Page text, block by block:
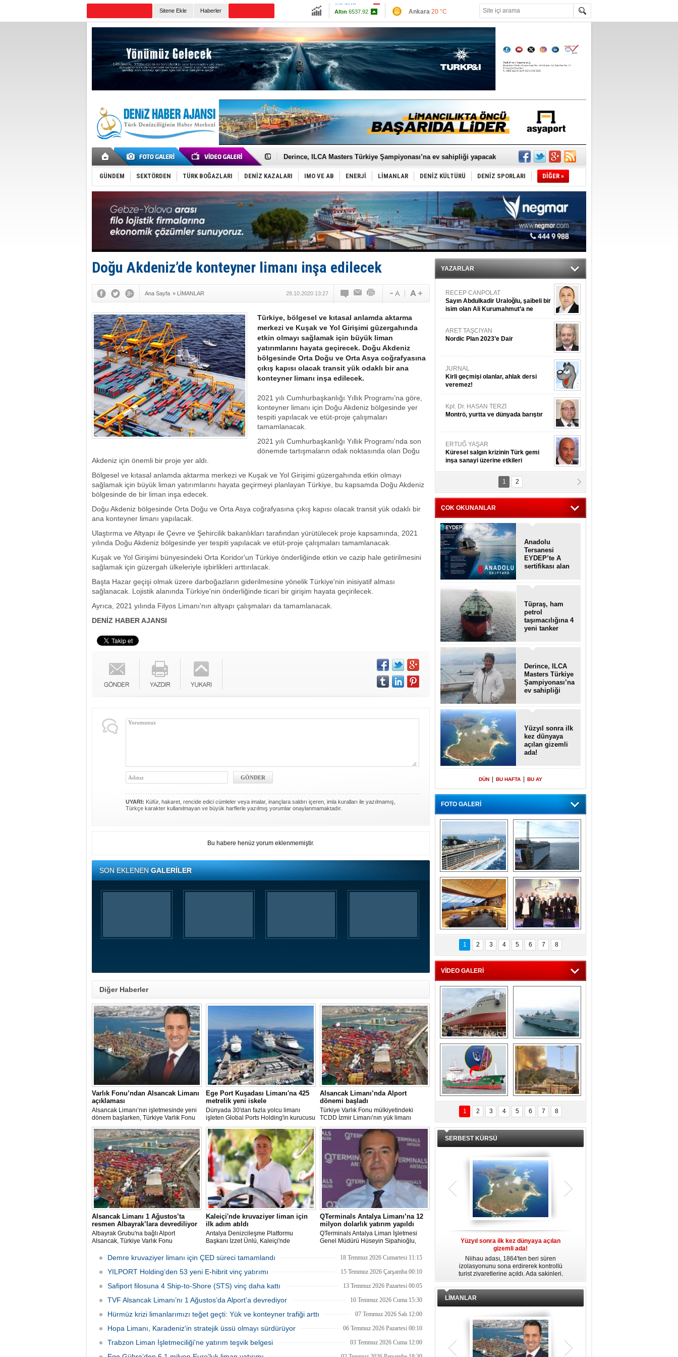
Sitene Ekle Haberler
Altın 6537.92
Euro54.9835
Ankara 20 °C
Antalya24 °C
Muğla 23 °C
Çanakkale 23 °C
Yüzyıl sonra ilk kez dünyaya açılan gizemli ada!
Derince, ILCA Masters Türkiye Şampiyonası’na ev sahipliği yapacak
Tüpraş, ham petrol taşımacılığına 4 yeni tanker daha ekliyor
İTU AUV, Dünya’da 2. oldu!
LNG taşımacılığında maliyetler katlandı
PROYAD, yat mürettebatı için yurt dışı harcı için düzenleme istiyor
Türkiye-Irak enerji hattında yeni dönem başlıyor
Türk Armatöre 'Uyuşturucu' tutuklaması!
Deniz turizminde yeni ‘Ceza Rejimi’!
DÖDER, 28. Dönem Yönetim Kurulu Başkanını seçti!
Fairline, Türkiye’de ‘SoleMarin’i seçti
Baltık Denizi'nde tarih yazıldı!
Runit kubbesi okyanusun derinliklerinde halkı tehdit ediyor
Limana dadandılar, 10 tekneyi soydular!
GÜNDEM SEKTÖRDEN TÜRK BOĞAZLARI DENİZ KAZALARI IMO VE AB ENERJİ LİMANLAR DENİZ KÜLTÜRÜ DENİZ SPORLARI DİĞER »
Doğu Akdeniz’de konteyner limanı inşa edilecek
Ana Sayfa » LİMANLAR 28.10.2020 13:27
Türkiye, bölgesel ve kıtasal anlamda aktarma
merkezi ve Kuşak ve Yol Girişimi güzergahında
etkin olmayı sağlamak için büyük liman
yatırımlarını hayata geçirecek. Doğu Akdeniz
bölgesinde Orta Doğu ve Orta Asya coğrafyasına
çıkış kapısı olacak transit yük odaklı bir ana
konteyner limanı inşa edilecek.
2021 yılı Cumhurbaşkanlığı Yıllık Programı’na göre,
konteyner limanı için Doğu Akdeniz bölgesinde yer
tespiti yapılacak ve etüt-proje çalışmaları
tamamlanacak.
2021 yılı Cumhurbaşkanlığı Yıllık Programı'nda son
dönemde tartışmaların odak noktasında olan Doğu
Akdeniz için önemli bir proje yer aldı.
Bölgesel ve kıtasal anlamda aktarma merkezi ve Kuşak ve Yol Girişimi güzergahında etkin olmayı
sağlamak için büyük liman yatırımlarını hayata geçirmeyi planlayan Türkiye, bu kapsamda Doğu Akdeniz
bölgesinde de bir liman inşa edecek.
Doğu Akdeniz bölgesinde Orta Doğu ve Orta Asya coğrafyasına çıkış kapısı olacak transit yük odaklı bir
ana konteyner limanı yapılacak.
Ulaştırma ve Altyapı ile Çevre ve Şehircilik bakanlıkları tarafından yürütülecek proje kapsamında, 2021
yılında Doğu Akdeniz bölgesinde yer tespiti yapılacak ve etüt-proje çalışmaları tamamlanacak.
Kuşak ve Yol Girişimi bünyesindeki Orta Koridor'un Türkiye önderliğinde etkin ve cazip hale getirilmesini
sağlamak için güzergah ülkeleriyle işbirlikleri arttırılacak.
Başta Hazar geçişi olmak üzere darboğazların giderilmesine yönelik Türkiye'nin inisiyatif alması
sağlanacak. Lojistik alanında Türkiye'nin önderliğinde ticari bir girişim hayata geçirilecek.
Ayrıca, 2021 yılında Filyos Limanı'nın altyapı çalışmaları da tamamlanacak.
DENİZ HABER AJANSI
UYARI: Küfür, hakaret, rencide edici cümleler veya imalar, inançlara saldırı içeren, imla kuralları ile yazılmamış,
Türkçe karakter kullanılmayan ve büyük harflerle yazılmış yorumlar onaylanmamaktadır.
Bu habere henüz yorum eklenmemiştir.
SON EKLENENGALERİLER
Diğer Haberler
Varlık Fonu’ndan Alsancak Limanı
açıklaması
Alsancak Limanı’nın işletmesinde yeni
dönem başlarken, Türkiye Varlık Fonu
Yatırımlardan Sorumlu Genel Müdür
Yardımcısı Aziz Murat Uluğ, limanda
satış ya da imtiyaz devri yapılmadığını
belirterek, “Yük limanı operasyonlarını
yerli ve milli Alport’a teslim ettik”
açıklamasında bulundu.
Ege Port Kuşadası Limanı'na 425
metrelik yeni iskele
Dünyada 30'dan fazla yolcu limanı
işleten Global Ports Holding'in kurucusu
ve Yönetim Kurulu Başkanı Mehmet
Kutman'ın sahibi olduğu Ege Port
Kuşadası, yeni bir yatırım hamlesine
hazırlanıyor.
Alsancak Limanı’nda Alport
dönemi başladı
Türkiye Varlık Fonu mülkiyetindeki
TCDD İzmir Limanı’nın yük limanı
faaliyetleri, Albayrak Grubu’nun
uluslararası liman işletmeciliği markası
Alport bünyesinde kurulan Alport
Alsancak Liman İşletmeciliği AŞ’ye
devredildi.
Alsancak Limanı 1 Ağustos’ta
resmen Albayrak’lara devrediliyor
Albayrak Grubu'na bağlı Alport
Alsancak, Türkiye Varlık Fonu
yük limanı işletmesini 1 Ağustos 2026
itibarıyla devralacağını liman
kullanıcılarına gönderdiği resmi yazıyla
Kaleiçi'nde kruvaziyer liman için
ilk adım atıldı
Antalya Denizcileşme Platformu
Başkanı İzzet Ünlü, Kaleiçi'nde
Ulaştırma ve Altyapı Bakanlığı 6'ncı
çalışma başlatıldığını açıkladı.
QTerminals Antalya Limanı’na 12
milyon dolarlık yatırım yapıldı
QTerminals Antalya Liman İşletmesi
Genel Müdürü Hüseyin Sipahioğlu,
yatırım yapıldığını, 2026’nın ilk yarısında
yüzde 36 artış yaşandığını söyledi.
Demre kruvaziyer limanı için ÇED süreci tamamlandı 18 Temmuz 2026 Cumartesi 11:15
YILPORT Holding’den 53 yeni E-hibrit vinç yatırımı 15 Temmuz 2026 Çarşamba 00:10
Safiport filosuna 4 Ship-to-Shore (STS) vinç daha kattı 13 Temmuz 2026 Pazartesi 00:05
TVF Alsancak Limanı’nı 1 Ağustos’da Alport’a devrediyor 10 Temmuz 2026 Cuma 15:30
Hürmüz krizi limanlarımızı teğet geçti: Yük ve konteyner trafiği arttı 07 Temmuz 2026 Salı 12:00
Hopa Limanı, Karadeniz'in stratejik üssü olmayı sürdürüyor 06 Temmuz 2026 Pazartesi 00:10
Trabzon Liman İşletmeciliği'ne yatırım teşvik belgesi 03 Temmuz 2026 Cuma 12:00
YAZARLAR
RECEP CANPOLAT
Sayın Abdulkadir Uraloğlu, şaibeli bir
isim olan Ali Kurumahmut’a ne
danışıyorsunuz?
ARET TAŞCIYAN
Nordic Plan 2023’e Dair
JURNAL
Kirli geçmişi olanlar, ahlak dersi
veremez!
Kpt. Dr. HASAN TERZİ
Montrö, yurtta ve dünyada barıştır
ERTUĞ YAŞAR
Küresel salgın krizinin Türk gemi
inşa sanayi üzerine etkileri
Kpt. MESUT AZMİ GÖKSOY
ithafen...
1 2
ÇOK OKUNANLAR
Anadolu
Tersanesi
EYDEP’te A
sertifikası alan
Tüpraş, ham
petrol
taşımacılığına 4
yeni tanker
Derince, ILCA
Masters Türkiye
Şampiyonası’na
ev sahipliği
Yüzyıl sonra ilk
kez dünyaya
açılan gizemli
ada!
DÜN BU HAFTA BU AY
FOTO GALERİ
“Gemi içinde gemi”
konsepti ile MSC
Splendida
Dünyada tek!
Denizaltı yüzer
havuzu intikal
seyrine başladı
MSC'den 55 milyon
euroluk turizm geliri
müjdesi
5. Bosphorus Ship
Brokers Dinner,
İstanbul’da yapıldı
1 2 3 4 5 6 7 8
VİDEO GALERİ
Çeksan Tersanesi,
Başaran Bayrak
tankerini suya
indirdi
TCG Anadolu,
tersane teknik
seyrini tamamladı
Göçmenlerin
imdadına Türk
sahipli MINA DENIZ
yetişti
Milas’taki yangın
yeniden termik
santrallere doğru
ilerliyor
1 2 3 4 5 6 7 8
SERBEST KÜRSÜ
Yüzyıl sonra ilk kez dünyaya açılan
gizemli ada!
Niihau adası, 1864'ten beri süren
izolasyonunu sona erdirerek kontrollü
turist ziyaretlerine açıldı. Ada sakinleri,
modern teknolojiden uzak, katı
kurallarla dolu bir yaşam sürdürüyor.
Sultan Mehmet Köprüsü'nün
özelleştirilmesine yönelik ihaleyle
LİMANLAR